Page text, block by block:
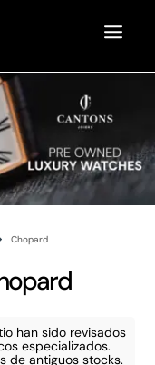
Chopard
han sido revisados
especializados.
de antiguos stocks.